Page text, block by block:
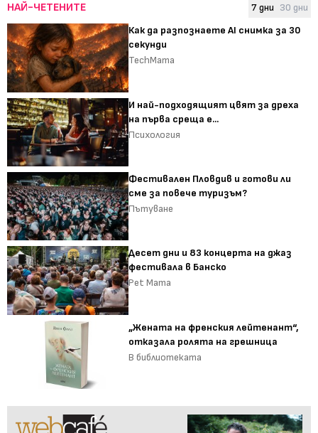
НАЙ-ЧЕТЕНИТЕ 7 дни 30 дни
Как да разпознаете AI снимка за 30
секунди
TechMama
И най-подходящият цвят за дреха
на първа среща е...
Психология
Фестивален Пловдив и готови ли
сме за повече туризъм?
Пътуване
Десет дни и 83 концерта на джаз
фестивала в Банско
Pet Mama
„Жената на френския лейтенант“,
отказала ролята на грешница
В библиотеката